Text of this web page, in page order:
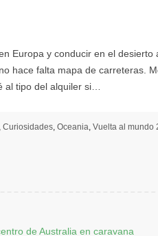
Curiosidades Oceania Vuelta al mundo